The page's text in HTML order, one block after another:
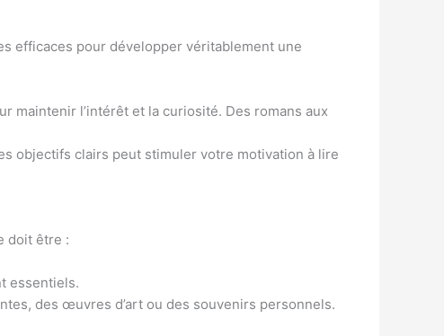
efficaces pour développer véritablement une
maintenir l’intérêt et la curiosité. Des romans aux
objectifs clairs peut stimuler votre motivation à lire
doit être :
essentiels.
des œuvres d’art ou des souvenirs personnels.